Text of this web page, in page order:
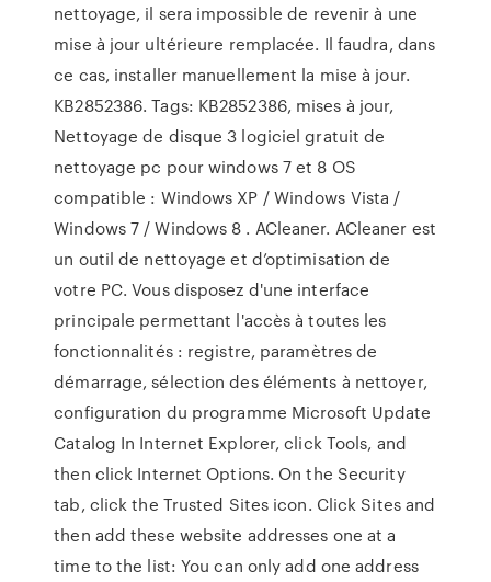
nettoyage, il sera impossible de revenir à une
mise à jour ultérieure remplacée. Il faudra, dans
ce cas, installer manuellement la mise à jour.
KB2852386. Tags: KB2852386, mises à jour,
Nettoyage de disque 3 logiciel gratuit de
nettoyage pc pour windows 7 et 8 OS
compatible : Windows XP / Windows Vista /
Windows 7 / Windows 8 . ACleaner. ACleaner est
un outil de nettoyage et d’optimisation de
votre PC. Vous disposez d'une interface
principale permettant l'accès à toutes les
fonctionnalités : registre, paramètres de
démarrage, sélection des éléments à nettoyer,
configuration du programme Microsoft Update
Catalog In Internet Explorer, click Tools, and
then click Internet Options. On the Security
tab, click the Trusted Sites icon. Click Sites and
then add these website addresses one at a
time to the list: You can only add one address